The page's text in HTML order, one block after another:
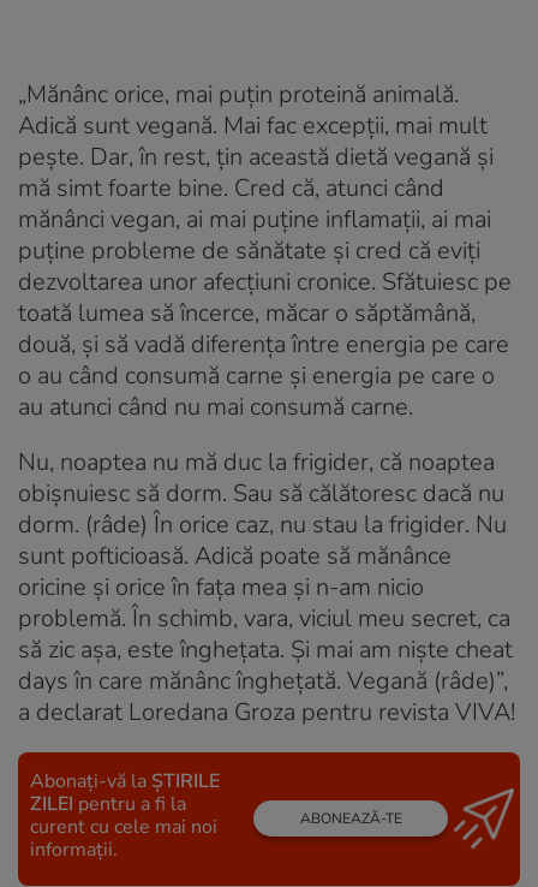
„Mănânc orice, mai puțin proteină animală.
Adică sunt vegană. Mai fac excepții, mai mult
pește. Dar, în rest, țin această dietă vegană și
mă simt foarte bine. Cred că, atunci când
mănânci vegan, ai mai puține inflamații, ai mai
puține probleme de sănătate și cred că eviți
dezvoltarea unor afecțiuni cronice. Sfătuiesc pe
toată lumea să încerce, măcar o săptămână,
două, și să vadă diferența între energia pe care
o au când consumă carne și energia pe care o
au atunci când nu mai consumă carne.
Nu, noaptea nu mă duc la frigider, că noaptea
obișnuiesc să dorm. Sau să călătoresc dacă nu
dorm. (râde) În orice caz, nu stau la frigider. Nu
sunt pofticioasă. Adică poate să mănânce
oricine și orice în fața mea și n-am nicio
problemă. În schimb, vara, viciul meu secret, ca
să zic așa, este înghețata. Și mai am niște cheat
days în care mănânc înghețată. Vegană (râde)”,
a declarat Loredana Groza pentru revista VIVA!
Abonați-vă la ȘTIRILE
ZILEI pentru a fi la
curent cu cele mai noi
informații.
ABONEAZĂ-TE